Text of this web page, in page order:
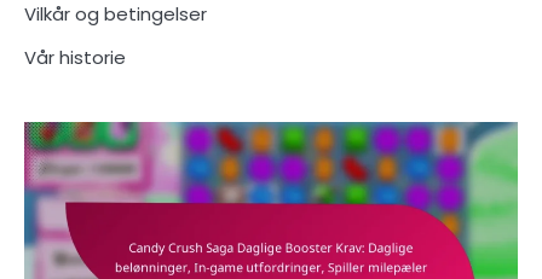
Vilkår og betingelser
Vår historie